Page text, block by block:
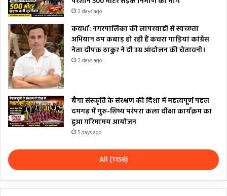
2 days ago
कवर्धा: नगरपालिका की लापरवाही से स्वच्छता
अभियान ठप कबाड़ हो रही हैं कचरा गाड़ियां कांग्रेस
नेता दीपक ठाकुर ने दी उग्र आंदोलन की चेतावनी।
2 days ago
बैगा संस्कृति के संरक्षण की दिशा में महत्वपूर्ण पहल
दमगढ़ में गुरु-शिष्य परंपरा कला दीक्षा कार्यक्रम का
हुआ गरिमामय आयोजन
5 days ago
All (1158)